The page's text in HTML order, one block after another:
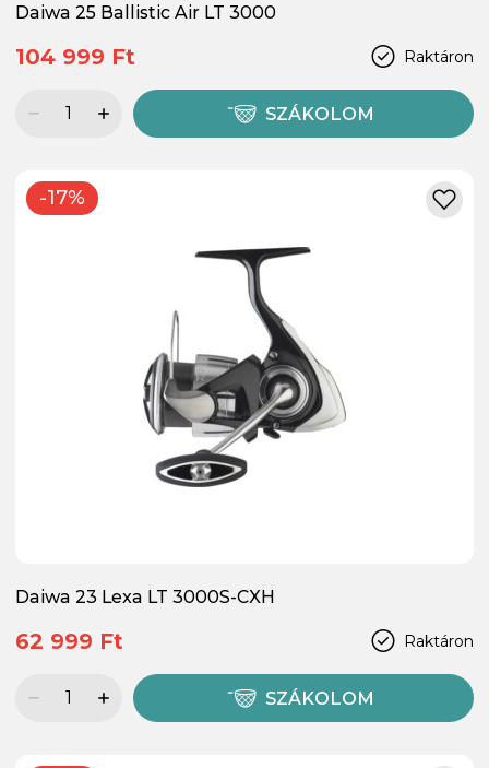
Daiwa 25 Ballistic Air LT 3000
Raktáron
104 999 Ft
SZÁKOLOM
-17%
Daiwa 23 Lexa LT 3000S-CXH
Raktáron
62 999 Ft
SZÁKOLOM